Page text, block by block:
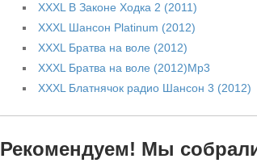
XXXL В Законе Ходка 2 (2011)
XXXL Шансон Platinum (2012)
XXXL Братва на воле (2012)
XXXL Братва на воле (2012)Mp3
XXXL Блатнячок радио Шансон 3 (2012)
Рекомендуем! Мы